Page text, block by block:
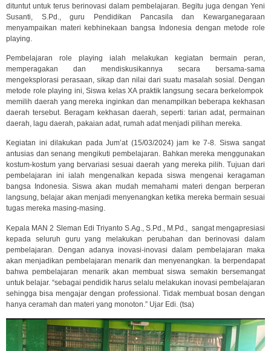
dituntut untuk terus berinovasi dalam pembelajaran. Begitu juga dengan Yeni
Susanti, S.Pd., guru Pendidikan Pancasila dan Kewarganegaraan
menyampaikan materi kebhinekaan bangsa Indonesia dengan metode role
playing.
Pembelajaran role playing ialah melakukan kegiatan bermain peran,
memperagakan dan mendiskusikannya secara bersama-sama
mengeksplorasi perasaan, sikap dan nilai dari suatu masalah sosial. Dengan
metode role playing ini, Siswa kelas XA praktik langsung secara berkelompok
memilih daerah yang mereka inginkan dan menampilkan beberapa kekhasan
daerah tersebut. Beragam kekhasan daerah, seperti: tarian adat, permainan
daerah, lagu daerah, pakaian adat, rumah adat menjadi pilihan mereka.
Kegiatan ini dilakukan pada Jum’at (15/03/2024) jam ke 7-8. Siswa sangat
antusias dan senang mengikuti pembelajaran. Bahkan mereka menggunakan
kostum-kostum yang bervariasi sesuai daerah yang mereka pilih. Tujuan dari
pembelajaran ini ialah mengenalkan kepada siswa mengenai keragaman
bangsa Indonesia. Siswa akan mudah memahami materi dengan berperan
langsung, belajar akan menjadi menyenangkan ketika mereka bermain sesuai
tugas mereka masing-masing.
Kepala MAN 2 Sleman Edi Triyanto S.Ag., S.Pd., M.Pd., sangat mengapresiasi
kepada seluruh guru yang melakukan perubahan dan berinovasi dalam
pembelajaran. Dengan adanya inovasi-inovasi dalam pembelajaran maka
akan menjadikan pembelajaran menarik dan menyenangkan. Ia berpendapat
bahwa pembelajaran menarik akan membuat siswa semakin bersemangat
untuk belajar. “sebagai pendidik harus selalu melakukan inovasi pembelajaran
sehingga bisa mengajar dengan professional. Tidak membuat bosan dengan
hanya ceramah dan materi yang monoton.” Ujar Edi. (tsa)